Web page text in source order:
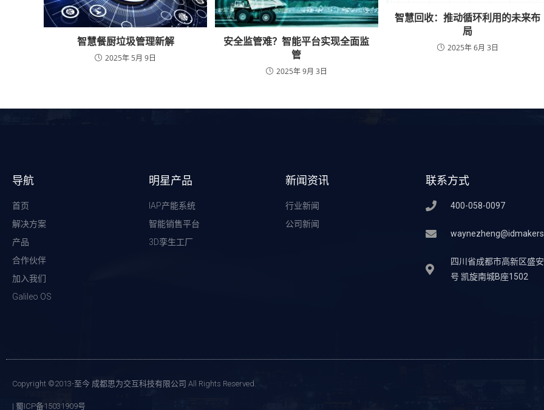
智慧餐厨垃圾管理新解
2025年 5月 9日
安全监管难？智能平台实现全面监
管
2025年 9月 3日
智慧回收：推动循环利用的未来布
局
2025年 6月 3日
导航
首页
解决方案
产品
合作伙伴
加入我们
Galileo OS
明星产品
IAP产能系统
智能销售平台
3D孪生工厂
新闻资讯
行业新闻
公司新闻
联系方式
400-058-0097
四川省成都市高新区盛
号 凯旋南城B座1502
Copyright ©2013-至今 成都思为交互科技有限公司 All Rights Reserved.
| 蜀ICP备15031909号